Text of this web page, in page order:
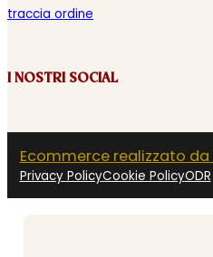
traccia ordine
I NOSTRI SOCIAL
Ecommerce realizzato
Privacy PolicyCookie PolicyODR